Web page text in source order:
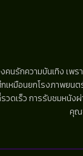
นรักความบันเทิง เพร
หมือนยกโรงภาพยน
เร็ว การรับชมหนัง
คุณ